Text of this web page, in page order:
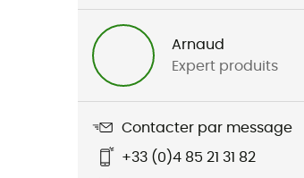
Arnaud
Expert produits
Contacter par message
+33 (0)4 85 21 31 82